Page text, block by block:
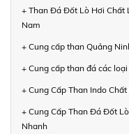
+ Than Đá Đốt Lò Hơi Chất
Nam
+ Cung cấp than Quảng
+ Cung cấp than đá các
+ Cung Cấp Than Indo
+ Cung Cấp Than Đá Đốt
Nhanh